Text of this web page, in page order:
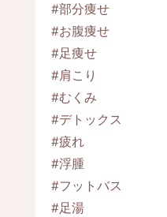
#部分痩せ
#お腹痩せ
#足痩せ
#肩こり
#むくみ
#デトックス
#疲れ
#浮腫
#フットバス
#足湯